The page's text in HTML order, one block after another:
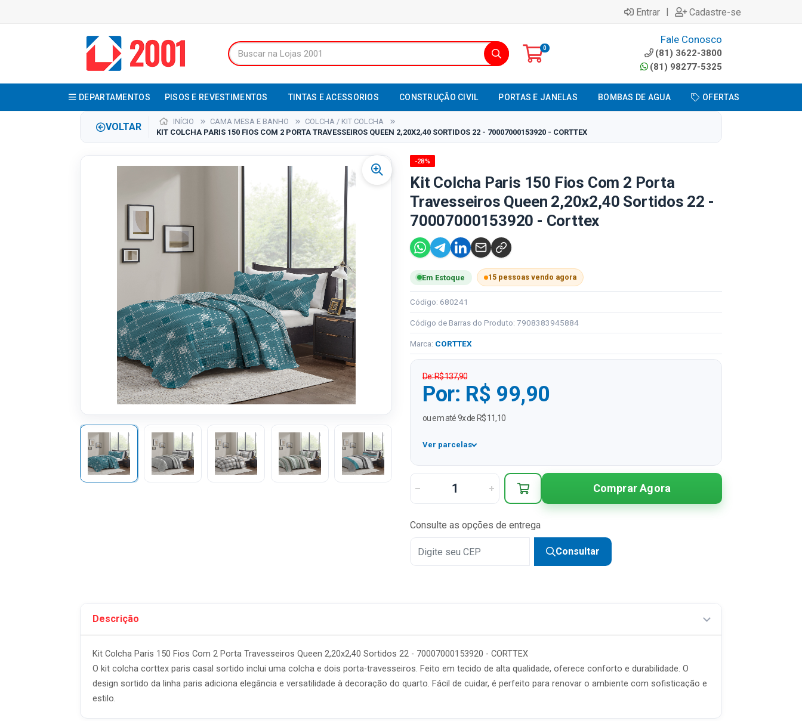
Entrar | Cadastre-se
0
Fale Conosco
(81) 3622-3800
(81) 98277-5325
DEPARTAMENTOS PISOS E REVESTIMENTOS TINTAS E ACESSORIOS CONSTRUÇÃO CIVIL PORTAS E JANELAS BOMBAS DE AGUA OFERTAS
VOLTAR INÍCIO CAMA MESA E BANHO
COLCHA / KIT COLCHA
KIT COLCHA PARIS 150 FIOS COM 2 PORTA TRAVESSEIROS QUEEN 2,20X2,40 SORTIDOS 22 - 70007000153920 - CORTTEX
-28%
Kit Colcha Paris 150 Fios Com 2 Porta
Travesseiros Queen 2,20x2,40 Sortidos 22 -
70007000153920 - Corttex
Em Estoque 15 pessoas vendo agora
Código: 680241
Código de Barras do Produto: 7908383945884
Marca: CORTTEX
De: R$ 137,90
Por: R$ 99,90
ou em até 9x de R$ 11,10
Ver parcelas
1x R$ 99,90
R$ 49,95 sem juros
R$ 33,30 sem juros
4x
5x
Comprar Agora
Consulte as opções de entrega
Consultar
Descrição
Kit Colcha Paris 150 Fios Com 2 Porta Travesseiros Queen 2,20x2,40 Sortidos 22 - 70007000153920 - CORTTEX
O kit colcha corttex paris casal sortido inclui uma colcha e dois porta-travesseiros. Feito em tecido de alta qualidade, oferece conforto e durabilidade. O
design sortido da linha paris adiciona elegância e versatilidade à decoração do quarto. Fácil de cuidar, é perfeito para renovar o ambiente com sofisticação e
estilo.